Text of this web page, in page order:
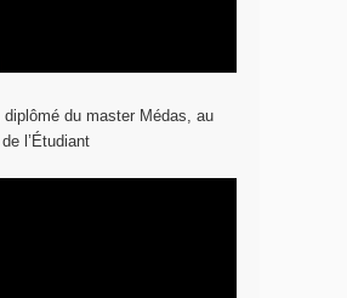
diplômé du master Médas, au
l’Étudiant